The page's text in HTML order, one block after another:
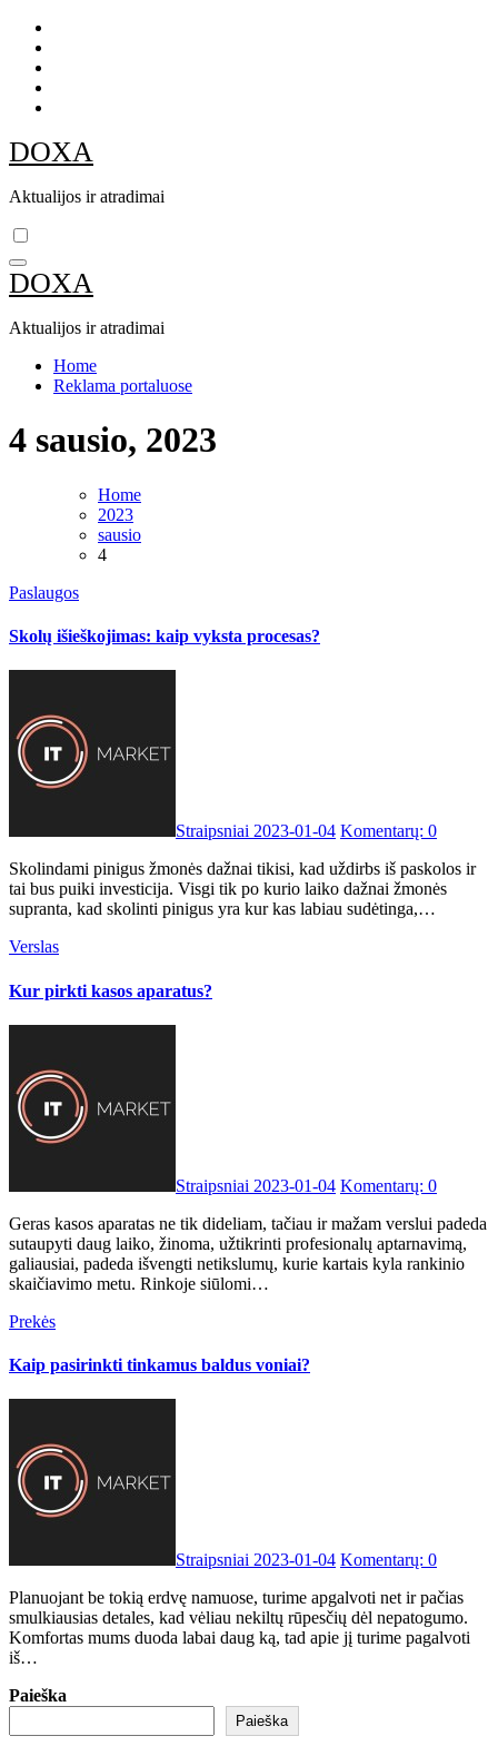
Skip
content
DOXA
Aktualijos ir atradimai
DOXA
Aktualijos ir atradimai
Home
Reklama portaluose
4 sausio, 2023
Home
2023
sausio
4
Paslaugos
Skolų išieškojimas: kaip vyksta procesas?
Straipsniai 2023-01-04 Komentarų: 0
Skolindami pinigus žmonės dažnai tikisi, kad uždirbs iš paskolos ir
tai bus puiki investicija. Visgi tik po kurio laiko dažnai žmonės
supranta, kad skolinti pinigus yra kur kas labiau sudėtinga,…
Verslas
Kur pirkti kasos aparatus?
Straipsniai 2023-01-04 Komentarų: 0
Geras kasos aparatas ne tik dideliam, tačiau ir mažam verslui padeda
sutaupyti daug laiko, žinoma, užtikrinti profesionalų aptarnavimą,
galiausiai, padeda išvengti netikslumų, kurie kartais kyla rankinio
skaičiavimo metu. Rinkoje siūlomi…
Prekės
Kaip pasirinkti tinkamus baldus voniai?
Straipsniai 2023-01-04 Komentarų: 0
Planuojant be tokią erdvę namuose, turime apgalvoti net ir pačias
smulkiausias detales, kad vėliau nekiltų rūpesčių dėl nepatogumo.
Komfortas mums duoda labai daug ką, tad apie jį turime pagalvoti
iš…
Paieška
Paieška